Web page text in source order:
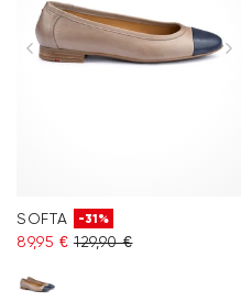
SOFTA -31%
89,95 € 129,90 €